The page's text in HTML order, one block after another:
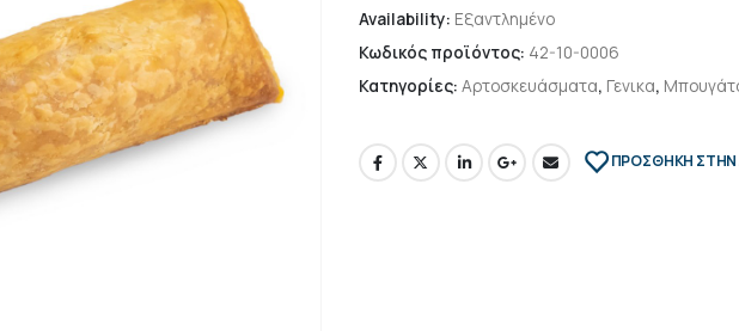
Availability: Εξαντλημένο
Κωδικός προϊόντος: 42-10-0006
Κατηγορίες: Αρτοσκευάσματα, Γενικα,
ΠΡΌΣΘΉΚΗ ΣΤΗΝ